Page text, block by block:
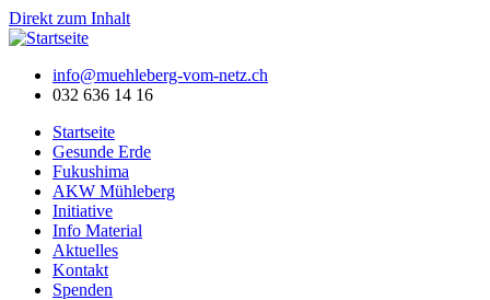
Direkt zum Inhalt
info@muehleberg-vom-netz.ch
032 636 14 16
Startseite
Gesunde Erde
Fukushima
AKW Mühleberg
Initiative
Info Material
Aktuelles
Kontakt
Spenden